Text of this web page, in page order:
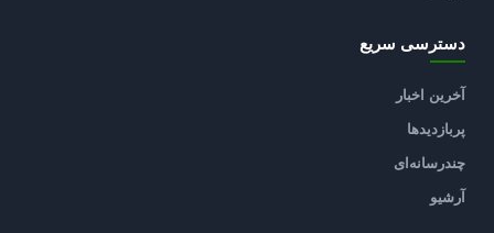
دسترسی سریع
آخرین اخبار
پربازدیدها
چندرسانه‌ای
آرشیو